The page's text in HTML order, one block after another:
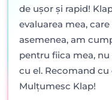
de ușor și rapid!
evaluarea mea,
asemenea, am
pentru fiica mea,
cu el. Recomand
Mulțumesc Klap!